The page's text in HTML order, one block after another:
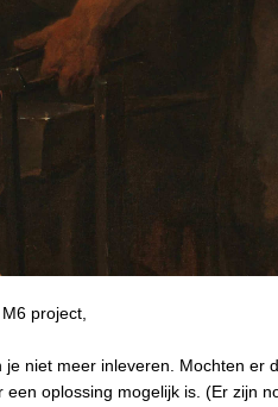
project,
niet meer inleveren. Mochten er
oplossing mogelijk is. (Er zijn